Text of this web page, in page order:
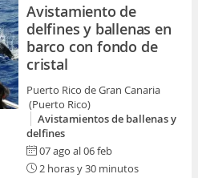
Avistamiento de
delfines y ballenas en
barco con fondo de
cristal
Puerto Rico de Gran Canaria
(Puerto Rico)
Avistamientos de ballenas y
delfines
07 ago al 06 feb
2 horas y 30 minutos